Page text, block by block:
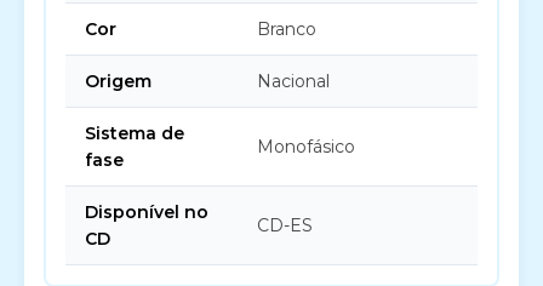
Cor Branco
Origem Nacional
Sistema de
fase
Monofásico
Disponível no
CD
CD-ES